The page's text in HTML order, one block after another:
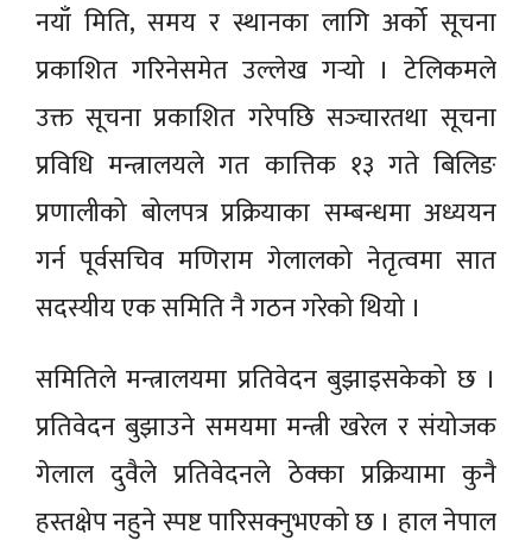
नयाँ मिति, समय र स्थानका लागि अर्को सूचना
प्रकाशित गरिनेसमेत उल्लेख गर्‍यो । टेलिकमले
उक्त सूचना प्रकाशित गरेपछि सञ्‍चारतथा सूचना
प्रविधि मन्त्रालयले गत कात्तिक १३ गते बिलिङ
प्रणालीको बोलपत्र प्रक्रियाका सम्बन्धमा अध्ययन
गर्न पूर्वसचिव मणिराम गेलालको नेतृत्वमा सात
सदस्यीय एक समिति नै गठन गरेको थियो ।
समितिले मन्त्रालयमा प्रतिवेदन बुझाइसकेको छ ।
प्रतिवेदन बुझाउने समयमा मन्त्री खरेल र संयोजक
गेलाल दुवैले प्रतिवेदनले ठेक्का प्रक्रियामा कुनै
हस्तक्षेप नहुने स्पष्ट पारिसक्नुभएको छ । हाल नेपाल